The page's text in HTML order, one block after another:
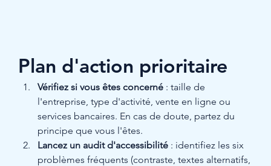
Plan d'action prioritaire
Vérifiez si vous êtes concerné : taille de
l'entreprise, type d'activité, vente en ligne ou
services bancaires. En cas de doute, partez du
principe que vous l'êtes.
Lancez un audit d'accessibilité : identifiez les six
problèmes fréquents (contraste, textes alternatifs,